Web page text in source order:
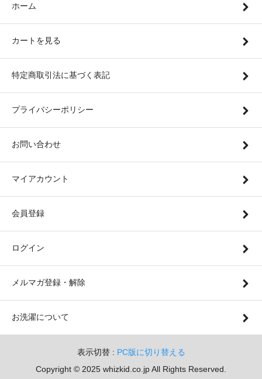
ホーム
カートを見る
特定商取引法に基づく表記
プライバシーポリシー
お問い合わせ
マイアカウント
会員登録
ログイン
メルマガ登録・解除
お洗濯について
表示切替 : PC版に切り替える
Copyright © 2025 whizkid.co.jp All Rights Reserved.